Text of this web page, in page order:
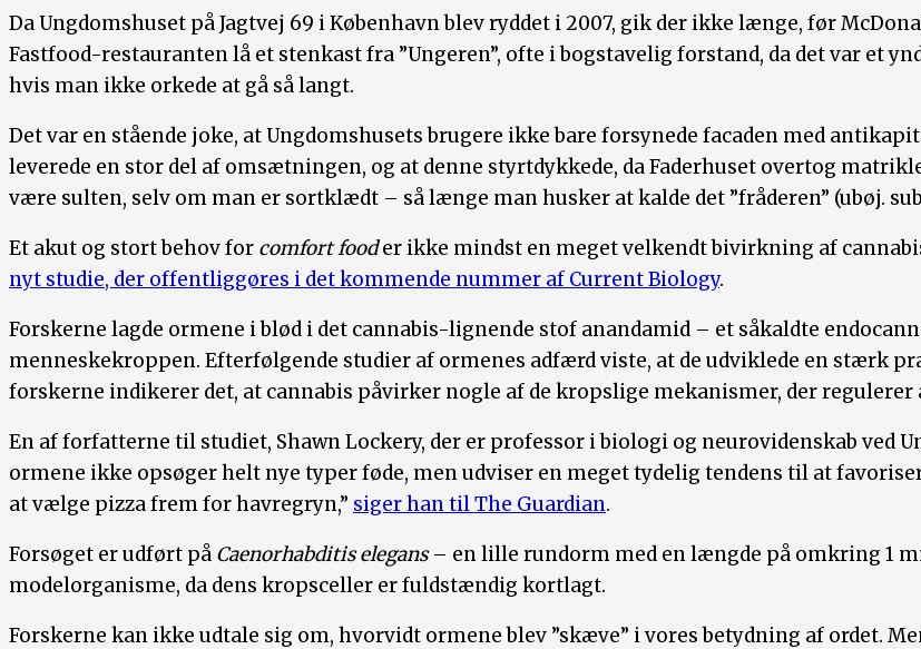
Da Ungdomshuset på Jagtvej 69 i København blev ryddet i 2007, gik der ikke længe, før
Fastfood-restauranten lå et stenkast fra ”Ungeren”, ofte i bogstavelig forstand, da det var et
hvis man ikke orkede at gå så langt.
Det var en stående joke, at Ungdomshusets brugere ikke bare forsynede facaden med
leverede en stor del af omsætningen, og at denne styrtdykkede, da Faderhuset overtog
være sulten, selv om man er sortklædt – så længe man husker at kalde det ”fråderen” (ubøj.
Et akut og stort behov for comfort fooder ikke mindst en meget velkendt bivirkning af
nyt studie, der offentliggøres i det kommende nummer af Current Biology.
Forskerne lagde ormene i blød i det cannabis-lignende stof anandamid – et såkaldte
menneskekroppen. Efterfølgende studier af ormenes adfærd viste, at de udviklede en stærk
forskerne indikerer det, at cannabis påvirker nogle af de kropslige mekanismer, der
En af forfatterne til studiet, Shawn Lockery, der er professor i biologi og neurovidenskab ved
ormene ikke opsøger helt nye typer føde, men udviser en meget tydelig tendens til at
at vælge pizza frem for havregryn,” siger han til The Guardian.
Forsøget er udført på Caenorhabditis elegans– en lille rundorm med en længde på omkring 1
modelorganisme, da dens kropsceller er fuldstændig kortlagt.
Forskerne kan ikke udtale sig om, hvorvidt ormene blev ”skæve” i vores betydning af ordet.